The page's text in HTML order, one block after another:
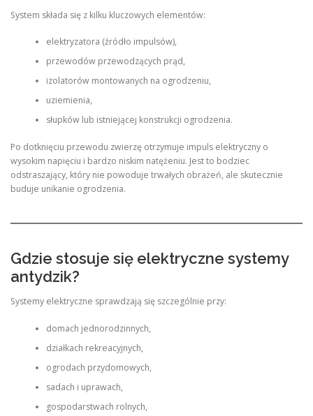
System składa się z kilku kluczowych elementów:
elektryzatora (źródło impulsów),
przewodów przewodzących prąd,
izolatorów montowanych na ogrodzeniu,
uziemienia,
słupków lub istniejącej konstrukcji ogrodzenia.
Po dotknięciu przewodu zwierzę otrzymuje impuls elektryczny o
wysokim napięciu i bardzo niskim natężeniu. Jest to bodziec
odstraszający, który nie powoduje trwałych obrażeń, ale skutecznie
buduje unikanie ogrodzenia.
Gdzie stosuje się elektryczne systemy
antydzik?
Systemy elektryczne sprawdzają się szczególnie przy:
domach jednorodzinnych,
działkach rekreacyjnych,
ogrodach przydomowych,
sadach i uprawach,
gospodarstwach rolnych,